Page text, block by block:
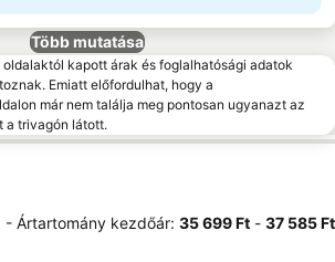
Több mutatása
kapott árak és foglalhatósági adatok
Emiatt előfordulhat, hogy a
már nem találja meg pontosan ugyanazt az
a trivagón látott.
- Ártartomány kezdőár: ‎35 699 Ft - ‎37 585 Ft